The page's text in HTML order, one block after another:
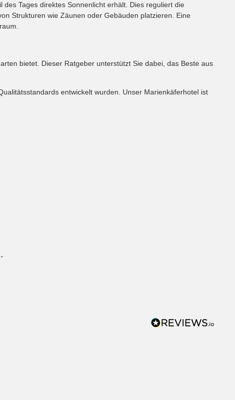
Tages direktes Sonnenlicht erhält. Dies reguliert die
Strukturen wie Zäunen oder Gebäuden platzieren. Eine
bietet. Dieser Ratgeber unterstützt Sie dabei, das Beste aus
entwickelt wurden. Unser Marienkäferhotel ist